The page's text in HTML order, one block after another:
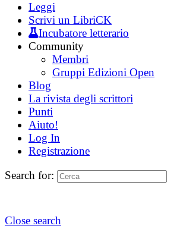
Leggi
Scrivi un LibriCK
Incubatore letterario
Community
Membri
Gruppi Edizioni Open
Blog
La rivista degli scrittori
Punti
Aiuto!
Log In
Registrazione
Search for:
Close search